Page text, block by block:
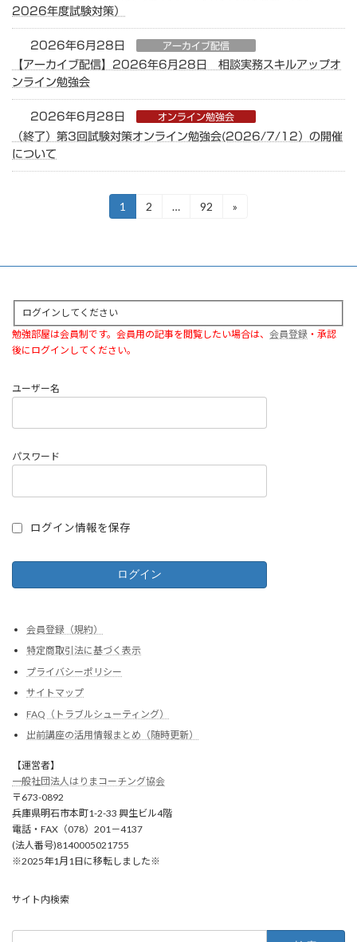
2026年度試験対策）
2026年6月28日 アーカイブ配信
【アーカイブ配信】2026年6月28日 相談実務スキルアップオ
ンライン勉強会
2026年6月28日 オンライン勉強会
（終了）第3回試験対策オンライン勉強会(2026/7/12）の開催
について
ペ
ー
ジ
送
固
定
ジ
1
固
ジ
2 …
固
ジ
92 »
ログインしてください
勉強部屋は会員制です。会員用の記事を閲覧したい場合は、 会員登録 ・承認
後にログインしてください。
ユーザー名
パスワード
ログイン情報を保存
会員登録（規約）
特定商取引法に基づく表示
プライバシーポリシー
サイトマップ
FAQ（トラブルシューティング）
出前講座の活用情報まとめ（随時更新）
【運営者】
一般社団法人はりまコーチング協会
〒673-0892
兵庫県明石市本町1-2-33 興生ビル4階
電話・FAX（078）201－4137
(法人番号)8140005021755
※2025年1月1日に移転しました※
サイト内検索